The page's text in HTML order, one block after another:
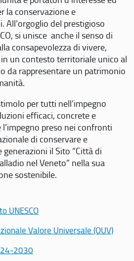
la conservazione e
All’orgoglio del prestigioso
si unisce anche il senso di
consapevolezza di vivere,
un contesto territoriale unico al
da rappresentare un patrimonio
per tutti nell’impegno
efficaci, concrete e
preso nei confronti
di conservare e
il Sito “Città di
nel Veneto” nella sua
sostenibile.
UNESCO
Valore Universale (OUV)
2030